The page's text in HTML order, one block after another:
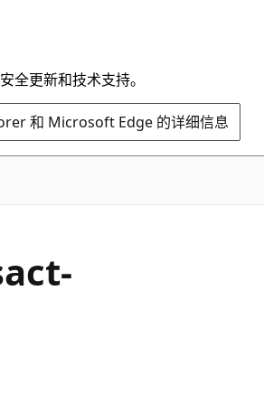
更新和技术支持。
和 Microsoft Edge 的详细信息